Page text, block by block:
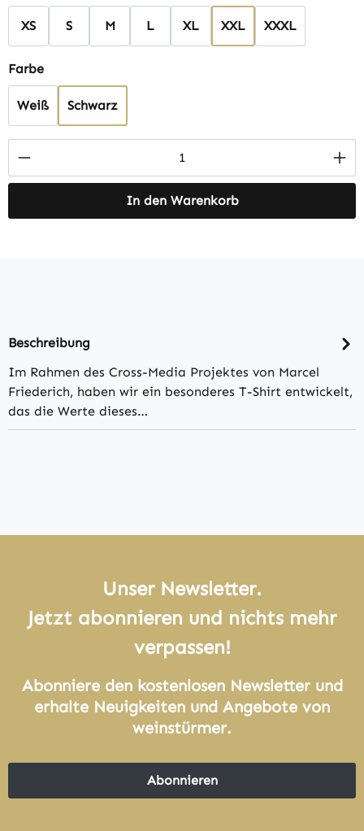
XS S M L XL XXL XXXL
Farbeauswählen
Weiß Schwarz
Produkt Anzahl: Gib den gewünschten
In den Warenkorb
Beschreibung
Im Rahmen des Cross-Media Projektes von Marcel
Friederich, haben wir ein besonderes T-Shirt entwickelt,
das die Werte dieses…
Unser Newsletter.
Jetzt abonnieren und nichts mehr
verpassen!
Abonniere den kostenlosen Newsletter und
erhalte Neuigkeiten und Angebote von
weinstürmer.
Abonnieren